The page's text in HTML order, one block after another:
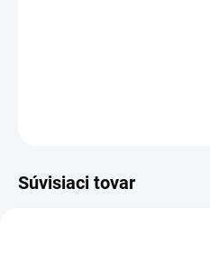
Súvisiaci tovar